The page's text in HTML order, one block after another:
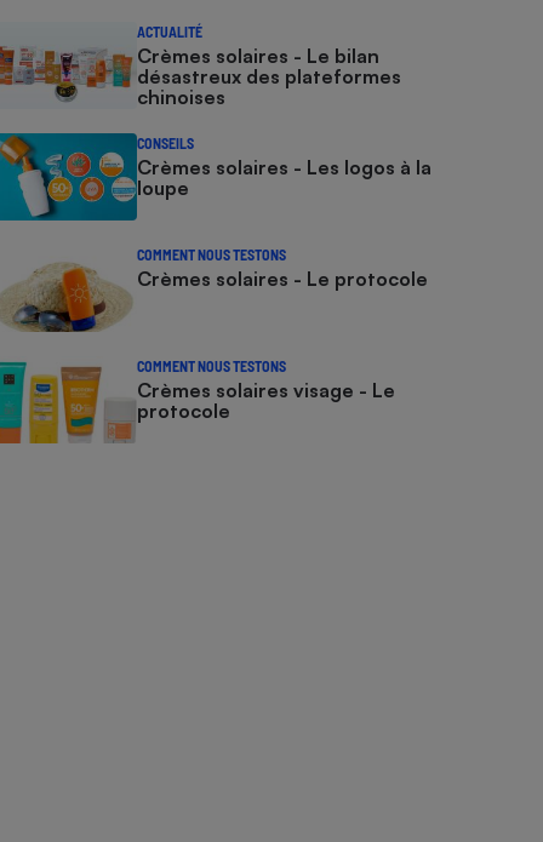
ACTUALITÉ
Crèmes solaires - Le bilan
désastreux des plateformes
chinoises
CONSEILS
Crèmes solaires - Les logos à la
loupe
COMMENT NOUS TESTONS
Crèmes solaires - Le protocole
COMMENT NOUS TESTONS
Crèmes solaires visage - Le
protocole